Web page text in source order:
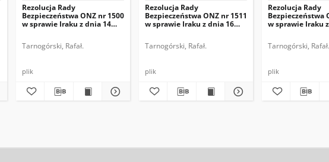
Rezolucja Rady
Bezpieczeństwa ONZ nr 1500
w sprawie Iraku z dnia 14
Tarnogórski, Rafał.
plik
Rezolucja Rady
Bezpieczeństwa ONZ nr 1511
w sprawie Iraku z dnia 16
Tarnogórski, Rafał.
plik
Rezolucja Rady
Bezpieczeństwa
w sprawie Iraku
Tarnogórski, Rafał.
plik